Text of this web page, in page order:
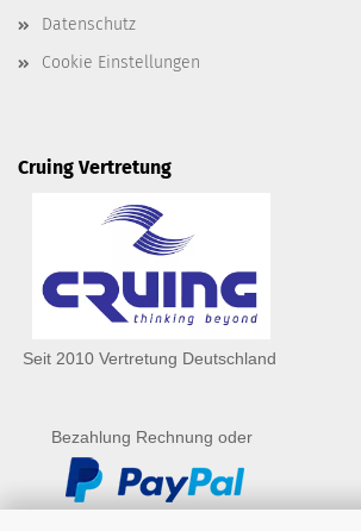
Datenschutz
Cookie Einstellungen
Cruing Vertretung
Seit 2010 Vertretung Deutschland
Bezahlung Rechnung oder